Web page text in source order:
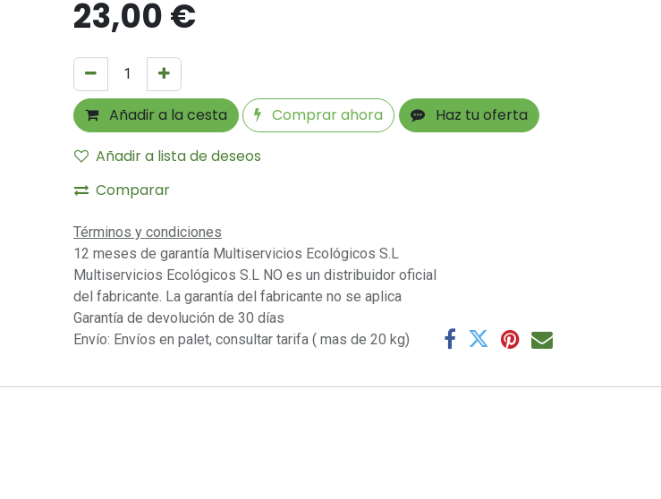
23,00€
Añadir a la cesta Comprar ahora
Haz tu oferta
Añadir a lista de deseos
Comparar
Términos y condiciones
12 meses de garantía Multiservicios Ecológicos S.L
Multiservicios Ecológicos S.L NO es un distribuidor oficial
del fabricante. La garantía del fabricante no se aplica
Garantía de devolución de 30 días
Envío: Envíos en palet, consultar tarifa ( mas de 20 kg)